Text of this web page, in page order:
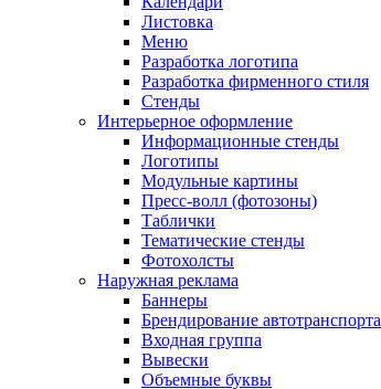
Листовка
Меню
Разработка логотипа
Разработка фирменного стиля
Стенды
Интерьерное оформление
Информационные стенды
Логотипы
Модульные картины
Пресс-волл (фотозоны)
Таблички
Тематические стенды
Фотохолсты
Наружная реклама
Баннеры
Брендирование автотранспорта
Входная группа
Вывески
Объемные буквы